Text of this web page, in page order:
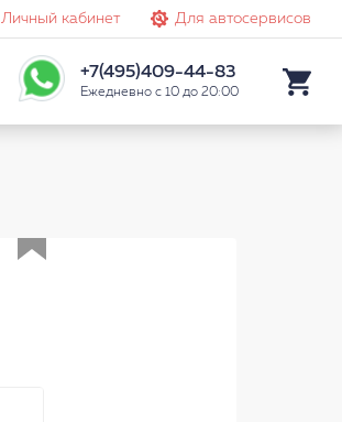
Личный кабинет Для автосервисов
+7(495)409-44-83
Ежедневно с 10 до 20:00